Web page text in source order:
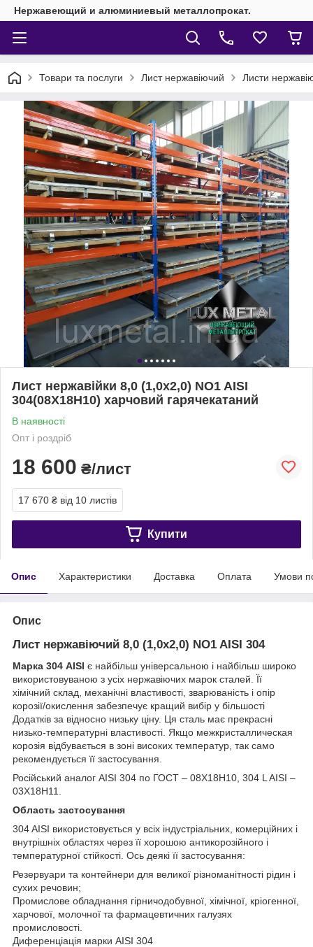
Нержавеющий и алюминиевый металлопрокат.
Товари та послуги Лист нержавіючий Листи
Лист нержавійки 8,0 (1,0х2,0) NO1 AISI
304(08Х18Н10) харчовий гарячекатаний
В наявності
Опт і роздріб
18 600 ₴/лист
17 670 ₴ від 10 листів
Купити
Опис Характеристики Доставка Оплата Умови
Опис
Лист нержавіючий 8,0 (1,0х2,0) NO1 AISI 304
Марка 304 AISI є найбільш універсальною і найбільш широко
використовуваною з усіх нержавіючих марок сталей. Її
хімічний склад, механічні властивості, зварюваність і опір
корозії/окислення забезпечує кращий вибір у більшості
Додатків за відносно низьку ціну. Ця сталь має прекрасні
низько-температурні властивості. Якщо межкристаллическая
корозія відбувається в зоні високих температур, так само
рекомендується її застосування.
Російський аналог AISI 304 по ГОСТ – 08Х18Н10, 304 L AISI –
03Х18Н11.
Область застосування
304 AISI використовується у всіх індустріальних, комерційних і
внутрішніх областях через її хорошою антикорозійного і
температурної стійкості. Ось деякі її застосування:
Резервуари та контейнери для великої різноманітності рідин і
сухих речовин;
Промислове обладнання гірничодобувної, хімічної, кріогенної,
харчової, молочної та фармацевтичних галузях
промисловості.
Диференціація марки AISI 304